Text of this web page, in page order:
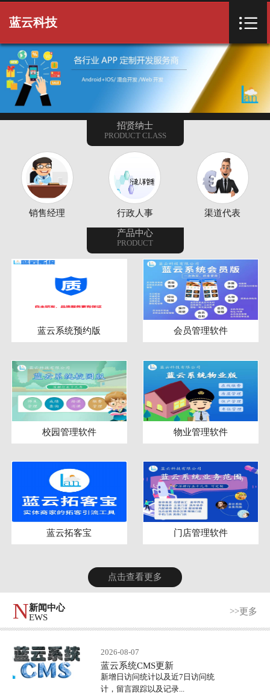
首页
蓝云科技 
招贤纳士
PRODUCT CLASS
销售经理 行政人事 渠道代表
产品中心
PRODUCT
蓝云系统预约版 会员管理软件
校园管理软件 物业管理软件
蓝云拓客宝 门店管理软件
点击查看更多
N新闻中心
EWS
>>更多
2026-08-07
蓝云系统CMS更新
新增日访问统计以及近7日访问统
计，留言跟踪以及记录...